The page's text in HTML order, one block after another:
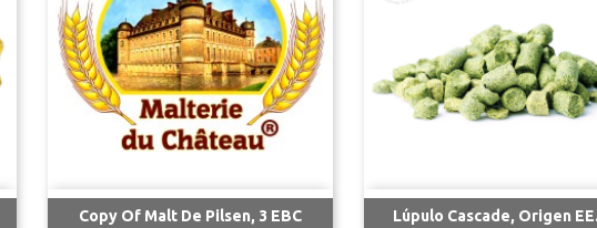
Copy Of Malt De Pilsen, 3 EBC
Vista rápida Lúpulo Cascade, Origen
Vista rápida